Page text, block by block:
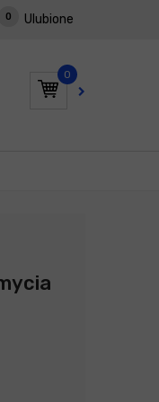
Ulubione
0
0